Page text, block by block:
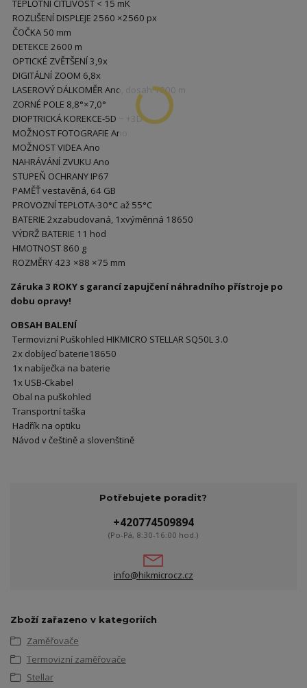
TEPLOTNÍ CITLIVOST < 15 mK
ROZLIŠENÍ DISPLEJE 2560 ×2560 px
ČOČKA 50 mm
DETEKCE 2600 m
OPTICKÉ ZVĚTŠENÍ 3,9x
DIGITÁLNÍ ZOOM 6,8x
LASEROVÝ DÁLKOMĚR Ano, dosah 1000 m
ZORNÉ POLE 8,8°×7,0°
DIOPTRICKÁ KOREKCE-5D ~ +3D
MOŽNOST FOTOGRAFIE Ano
MOŽNOST VIDEA Ano
NAHRÁVÁNÍ ZVUKU Ano
STUPEŇ OCHRANY IP67
PAMĚŤ vestavěná, 64 GB
PROVOZNÍ TEPLOTA-30°C až 55°C
BATERIE 2xzabudovaná, 1xvýměnná 18650
VÝDRŽ BATERIE 11 hod
HMOTNOST 860 g
ROZMĚRY 423 ×88 ×75 mm
Záruka 3 ROKY s garancí zapujčení náhradního přístroje po
dobu opravy!
OBSAH BALENÍ
Termovizní Puškohled HIKMICRO STELLAR SQ50L 3.0
2x dobíjecí baterie18650
1x nabíječka na baterie
1x USB-Ckabel
Obal na puškohled
Transportní taška
Hadřík na optiku
Návod v češtině a slovenštině
Potřebujete poradit?
+420774509894
(Po-Pá, 8:30-16:00 hod.)
info@hikmicrocz.cz
Zboží zařazeno v kategoriích
Zaměřovače
Termovizní zaměřovače
Stellar